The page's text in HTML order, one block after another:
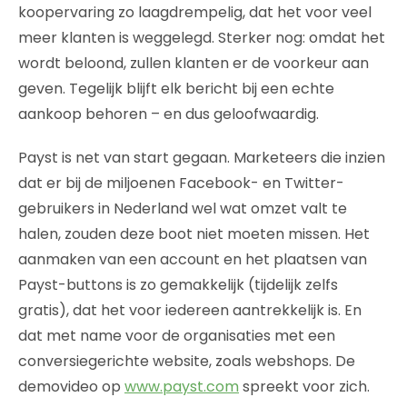
koopervaring zo laagdrempelig, dat het voor veel
meer klanten is weggelegd. Sterker nog: omdat het
wordt beloond, zullen klanten er de voorkeur aan
geven. Tegelijk blijft elk bericht bij een echte
aankoop behoren – en dus geloofwaardig.
Payst is net van start gegaan. Marketeers die inzien
dat er bij de miljoenen Facebook- en Twitter-
gebruikers in Nederland wel wat omzet valt te
halen, zouden deze boot niet moeten missen. Het
aanmaken van een account en het plaatsen van
Payst-buttons is zo gemakkelijk (tijdelijk zelfs
gratis), dat het voor iedereen aantrekkelijk is. En
dat met name voor de organisaties met een
conversiegerichte website, zoals webshops. De
demovideo op www.payst.com spreekt voor zich.